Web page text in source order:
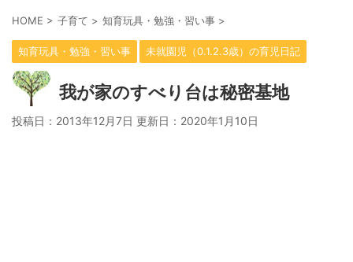
HOME > 子育て > 知育玩具・勉強・習い事 >
知育玩具・勉強・習い事 未就園児（0.1.2.3歳）の育児日記
我が家のすべり台は秘密基地
投稿日：2013年12月7日 更新日： 2020年1月10日